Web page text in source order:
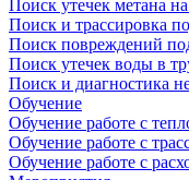
Поиск утечек метана
Поиск и трассировка
Поиск повреждений
Поиск утечек воды в
Поиск и диагностика
Обучение
Обучение работе с
Обучение работе с
Обучение работе с